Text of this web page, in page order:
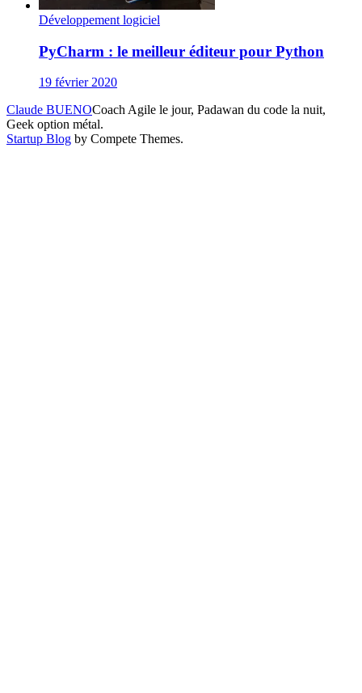
Développement logiciel
PyCharm : le meilleur éditeur pour Python
19 février 2020
Claude BUENOCoach Agile le jour, Padawan du code la nuit,
Geek option métal.
Startup Blog by Compete Themes.